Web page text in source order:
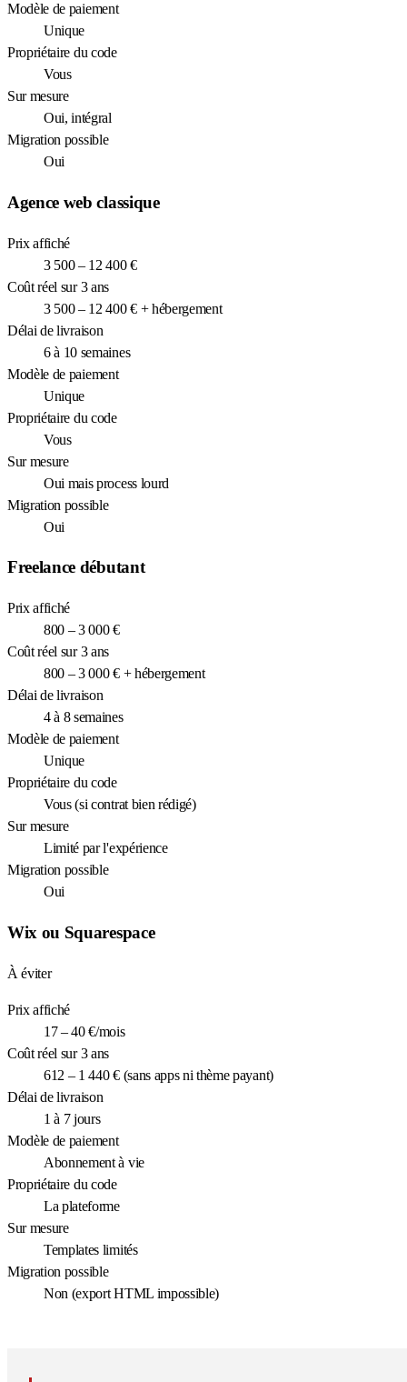
Modèle de paiement
Unique
Propriétaire du code
Vous
Sur mesure
Oui, intégral
Migration possible
Oui
Agence web classique
Prix affiché
3 500 – 12 400 €
Coût réel sur 3 ans
3 500 – 12 400 € + hébergement
Délai de livraison
6 à 10 semaines
Modèle de paiement
Unique
Propriétaire du code
Vous
Sur mesure
Oui mais process lourd
Migration possible
Oui
Freelance débutant
Prix affiché
800 – 3 000 €
Coût réel sur 3 ans
800 – 3 000 € + hébergement
Délai de livraison
4 à 8 semaines
Modèle de paiement
Unique
Propriétaire du code
Vous (si contrat bien rédigé)
Sur mesure
Limité par l'expérience
Migration possible
Oui
Wix ou Squarespace
À éviter
Prix affiché
17 – 40 €/mois
Coût réel sur 3 ans
612 – 1 440 € (sans apps ni thème payant)
Délai de livraison
1 à 7 jours
Modèle de paiement
Abonnement à vie
Propriétaire du code
La plateforme
Sur mesure
Templates limités
Migration possible
Non (export HTML impossible)